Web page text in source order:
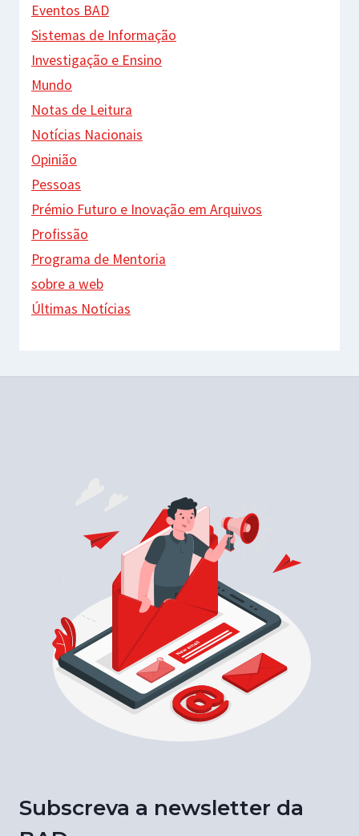
Eventos BAD
Sistemas de Informação
Investigação e Ensino
Mundo
Notas de Leitura
Notícias Nacionais
Opinião
Pessoas
Prémio Futuro e Inovação em Arquivos
Profissão
Programa de Mentoria
sobre a web
Últimas Notícias
Subscreva a newsletter da